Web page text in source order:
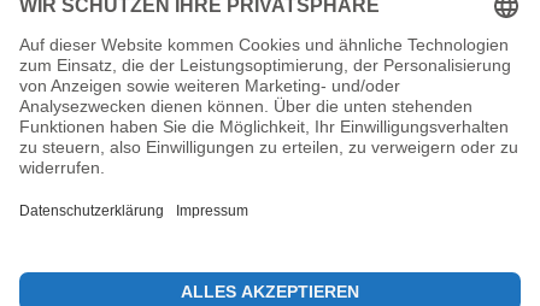
analysiert
17. Juli 2025
Previous post
Kryptowährungen übertreffen Aktien in unsicheren Zeiten
© 2026 KryptoInsights.de